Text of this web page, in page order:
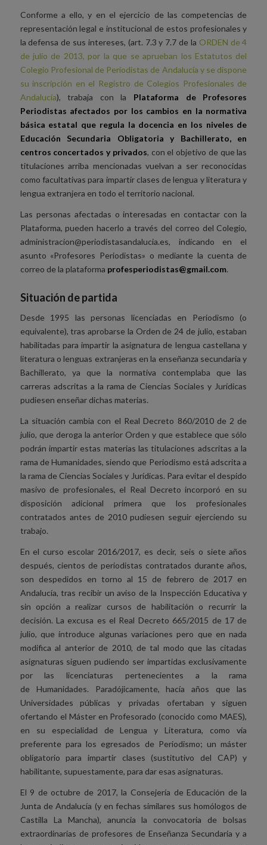
Conforme a ello, y en el ejercicio de las competencias de
representación legal e institucional de estos profesionales y
la defensa de sus intereses, (art. 7.3 y 7.7 de la ORDEN de 4
de julio de 2013, por la que se aprueban los Estatutos del
Colegio Profesional de Periodistas de Andalucía y se dispone
su inscripción en el Registro de Colegios Profesionales de
Andalucía), trabaja con la Plataforma de Profesores
Periodistas afectados por los cambios en la normativa
básica estatal que regula la docencia en los niveles de
Educación Secundaria Obligatoria y Bachillerato, en
centros concertados y privados, con el objetivo de que las
titulaciones arriba mencionadas vuelvan a ser reconocidas
como facultativas para impartir clases de lengua y literatura y
lengua extranjera en todo el territorio nacional.
Las personas afectadas o interesadas en contactar con la
Plataforma, pueden hacerlo a través del correo del Colegio,
administracion@periodistasandalucia.es, indicando en el
asunto «Profesores Periodistas» o mediante la cuenta de
correo de la plataforma profesperiodistas@gmail.com.
Situación de partida
Desde 1995 las personas licenciadas en Periodismo (o
equivalente), tras aprobarse la Orden de 24 de julio, estaban
habilitadas para impartir la asignatura de lengua castellana y
literatura o lenguas extranjeras en la enseñanza secundaria y
Bachillerato, ya que la normativa contemplaba que las
carreras adscritas a la rama de Ciencias Sociales y Jurídicas
pudiesen enseñar dichas materias.
La situación cambia con el Real Decreto 860/2010 de 2 de
julio, que deroga la anterior Orden y que establece que sólo
podrán impartir estas materias las titulaciones adscritas a la
rama de Humanidades, siendo que Periodismo está adscrita a
la rama de Ciencias Sociales y Jurídicas. Para evitar el despido
masivo de profesionales, el Real Decreto incorporó en su
disposición adicional primera que los profesionales
contratados antes de 2010 pudiesen seguir ejerciendo su
trabajo.
En el curso escolar 2016/2017, es decir, seis o siete años
después, cientos de periodistas contratados durante años,
son despedidos en torno al 15 de febrero de 2017 en
Andalucía, tras recibir un aviso de la Inspección Educativa y
sin opción a realizar cursos de habilitación o recurrir la
decisión. La excusa es el Real Decreto 665/2015 de 17 de
julio, que introduce algunas variaciones pero que en nada
modifica al anterior de 2010, de tal modo que las citadas
asignaturas siguen pudiendo ser impartidas exclusivamente
por las licenciaturas pertenecientes a la rama
de Humanidades. Paradójicamente, hacía años que las
Universidades públicas y privadas ofertaban y siguen
ofertando el Máster en Profesorado (conocido como MAES),
en su especialidad de Lengua y Literatura, como vía
preferente para los egresados de Periodismo; un máster
obligatorio para impartir clases (sustitutivo del CAP) y
habilitante, supuestamente, para dar esas asignaturas.
El 9 de octubre de 2017, la Consejería de Educación de la
Junta de Andalucía (y en fechas similares sus homólogos de
Castilla La Mancha), anuncia la convocatoria de bolsas
extraordinarias de profesores de Enseñanza Secundaria y a